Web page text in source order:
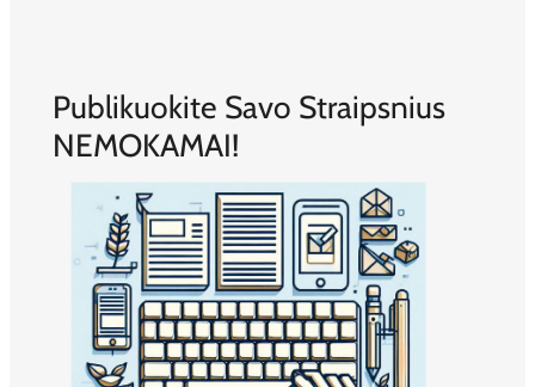
Publikuokite Savo Straipsnius
NEMOKAMAI!